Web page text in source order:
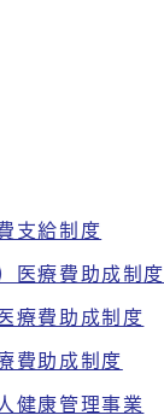
支給制度
医療費助成制度
療費助成制度
費助成制度
健康管理事業